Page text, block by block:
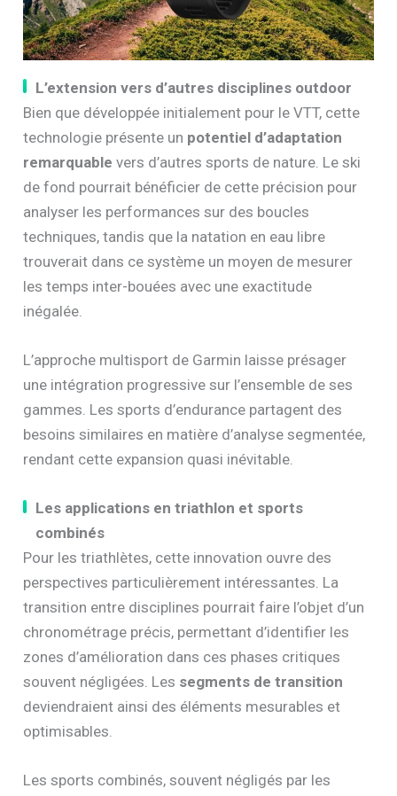
L’extension vers d’autres disciplines outdoor
Bien que développée initialement pour le VTT, cette
technologie présente un potentiel d’adaptation
remarquable vers d’autres sports de nature. Le ski
de fond pourrait bénéficier de cette précision pour
analyser les performances sur des boucles
techniques, tandis que la natation en eau libre
trouverait dans ce système un moyen de mesurer
les temps inter-bouées avec une exactitude
inégalée.
L’approche multisport de Garmin laisse présager
une intégration progressive sur l’ensemble de ses
gammes. Les sports d’endurance partagent des
besoins similaires en matière d’analyse segmentée,
rendant cette expansion quasi inévitable.
Les applications en triathlon et sports
combinés
Pour les triathlètes, cette innovation ouvre des
perspectives particulièrement intéressantes. La
transition entre disciplines pourrait faire l’objet d’un
chronométrage précis, permettant d’identifier les
zones d’amélioration dans ces phases critiques
souvent négligées. Les segments de transition
deviendraient ainsi des éléments mesurables et
optimisables.
Les sports combinés, souvent négligés par les